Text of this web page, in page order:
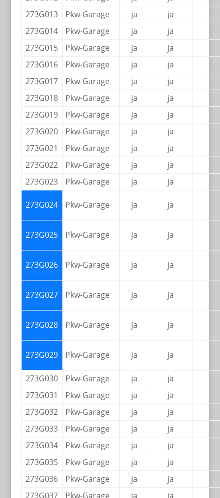
273G013
Pkw-Garage ja
ja
273G014
Pkw-Garage ja
ja
273G015
Pkw-Garage ja
ja
273G016
Pkw-Garage ja
ja
273G017
Pkw-Garage ja
ja
273G018
Pkw-Garage ja
ja
273G019
Pkw-Garage ja
ja
273G020
Pkw-Garage ja
ja
273G021
Pkw-Garage ja
ja
273G022
Pkw-Garage ja
ja
273G023
Pkw-Garage ja ja
273G024 Pkw-Garage ja ja
273G025 Pkw-Garage ja ja
273G026 Pkw-Garage ja ja
273G027 Pkw-Garage ja ja
273G028 Pkw-Garage ja ja
273G029 Pkw-Garage ja ja
273G030 Pkw-Garage ja
ja
273G031
Pkw-Garage ja
ja
273G032
Pkw-Garage ja
ja
273G033
Pkw-Garage ja
ja
273G034
Pkw-Garage ja
ja
273G035
Pkw-Garage ja
ja
273G036
Pkw-Garage ja
ja
273G037
Pkw-Garage ja
ja